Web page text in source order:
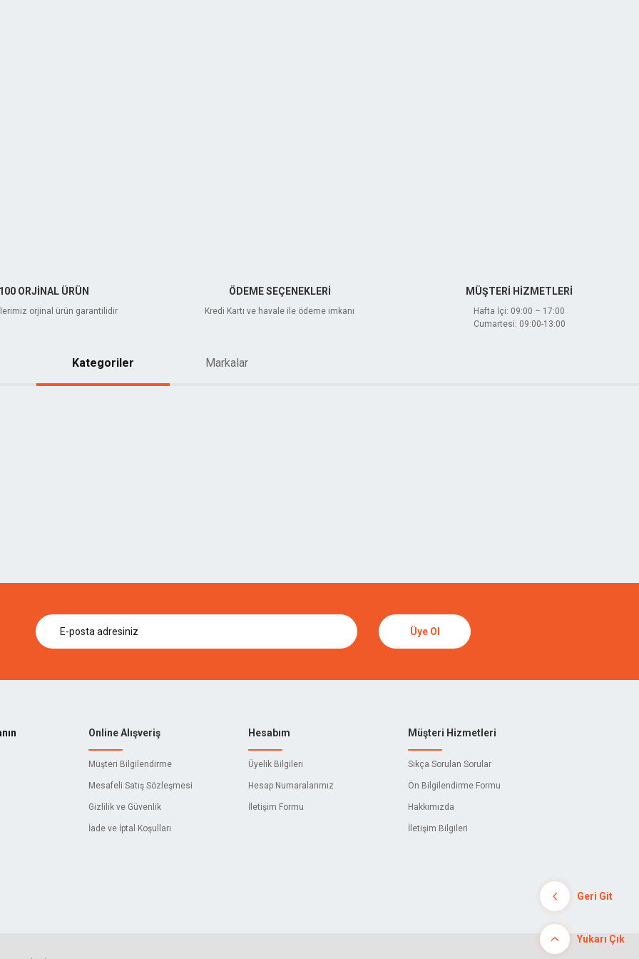
ORJİNAL ÜRÜN
orjinal ürün garantilidir
ÖDEME SEÇENEKLERİ
Kredi Kartı ve havale ile ödeme imkanı
MÜŞTERİ HİZMETLERİ
Hafta İçi: 09:00 – 17:00
Cumartesi: 09:00-13:00
Kategoriler Markalar
Üye Ol
Online Alışveriş
Müşteri Bilgilendirme
Mesafeli Satış Sözleşmesi
Gizlilik ve Güvenlik
İade ve İptal Koşulları
Hesabım
Üyelik Bilgileri
Hesap Numaralarımız
İletişim Formu
Müşteri Hizmetleri
Sıkça Sorulan Sorular
Ön Bilgilendirme Formu
Hakkımızda
İletişim Bilgileri
Geri Git
Yukarı Çık